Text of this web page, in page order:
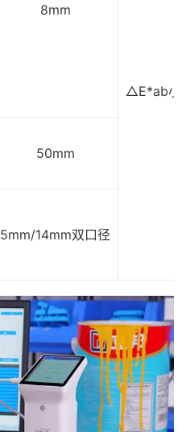
8mm
△E*ab小
50mm
5mm/14mm双口径